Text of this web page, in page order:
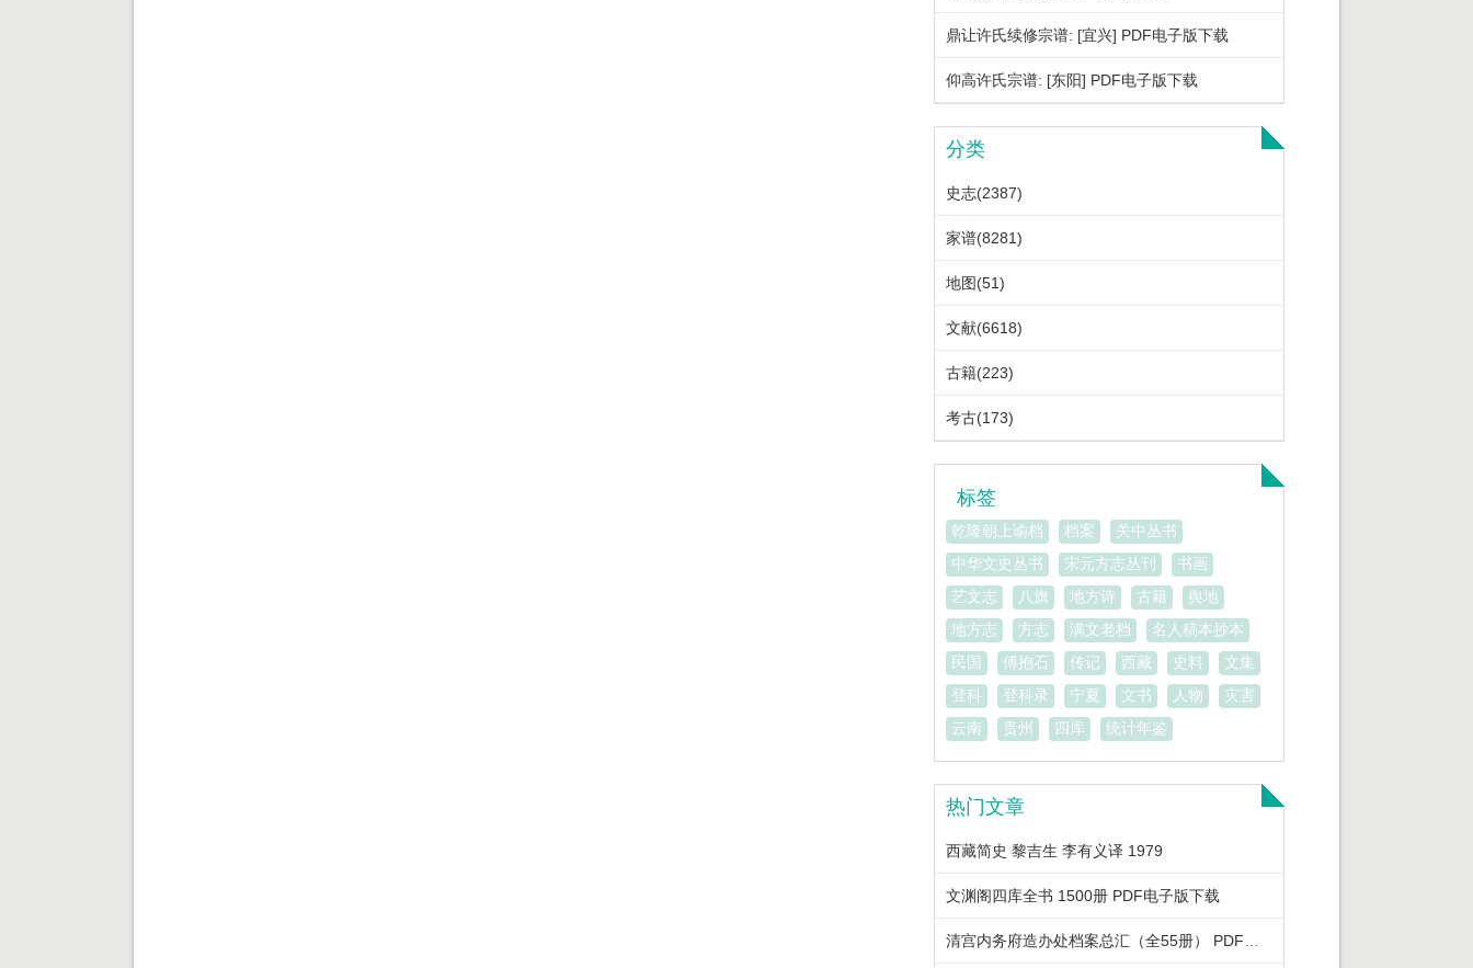
鼎让许氏续修宗谱: [宜兴] PDF电子版下载
仰高许氏宗谱: [东阳] PDF电子版下载
分类
史志(2387)
家谱(8281)
地图(51)
文献(6618)
古籍(223)
考古(173)
标签
乾隆朝上谕档 档案
关中丛书
中华文史丛书
宋元方志丛刊
书画
艺文志
八旗 地方诗 古籍
舆地
地方志
方志 满文老档
名人稿本抄本
民国
傅抱石 传记 西藏 史料
文集
登科
登科录 宁夏 文书 人物
灾害
云南
贵州 四库 统计年鉴
热门文章
西藏简史 黎吉生 李有义译 1979
文渊阁四库全书 1500册 PDF电子版下载